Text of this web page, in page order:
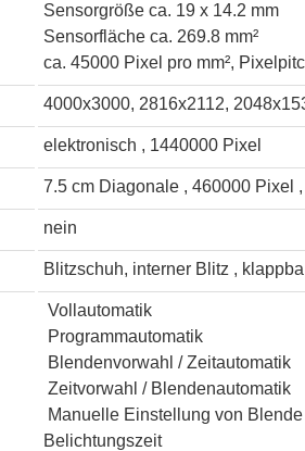
Sensorgröße ca. 19 x 14.2 mm
Sensorfläche ca. 269.8 mm²
ca. 45000 Pixel pro mm²,
4000x3000, 2816x2112,
elektronisch , 1440000 Pixel
7.5 cm Diagonale , 460000 Pixel
nein
Blitzschuh, interner Blitz ,
Vollautomatik
Programmautomatik
Blendenvorwahl / Zeitautomatik
Zeitvorwahl / Blendenautomatik
Manuelle Einstellung von
Belichtungszeit